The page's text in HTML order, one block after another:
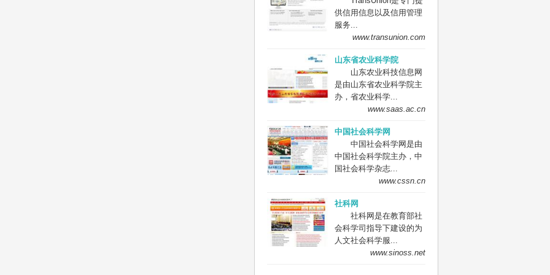
供信用信息以及信用管理
服务...
www.transunion.com
山东省农业科学院
山东农业科技信息网
是由山东省农业科学院主
办，省农业科学...
www.saas.ac.cn
中国社会科学网
中国社会科学网是由
中国社会科学院主办，中
国社会科学杂志...
www.cssn.cn
社科网
社科网是在教育部社
会科学司指导下建设的为
人文社会科学服...
www.sinoss.net